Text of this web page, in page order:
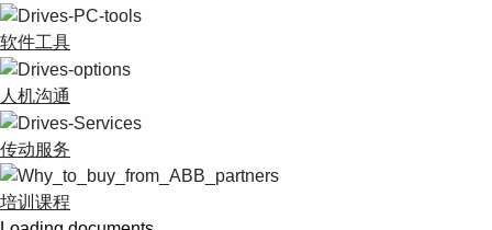
软件工具
人机沟通
传动服务
培训课程